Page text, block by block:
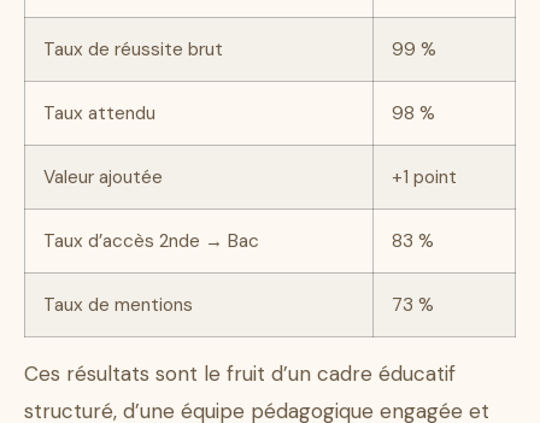
Taux de réussite brut 99 %
Taux attendu 98 %
Valeur ajoutée +1 point
Taux d’accès 2nde → Bac 83 %
Taux de mentions 73 %
Ces résultats sont le fruit d’un cadre éducatif
structuré, d’une équipe pédagogique engagée et